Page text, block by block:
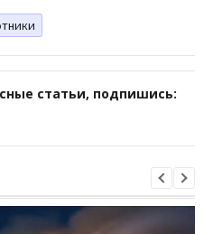
статьи, подпишись: